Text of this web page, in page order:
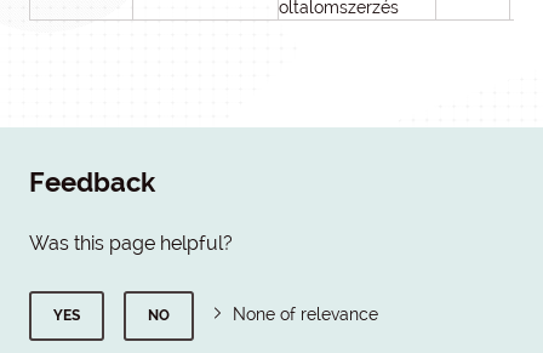
oltalomszerzés
Feedback
Was this page helpful?
YES NO None of relevance